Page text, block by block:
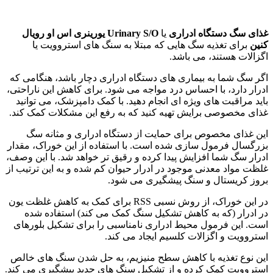
غذای سگ دستگاه ادراری یا
Urinary S/O یورینری اس او رویال
کنین برای تغذیه سگ هایی که مبتلا به سنگ های استروویت یا
اگزالات هستند، می باشد.
اگر سگ شما به بیماری های دستگاه ادراری دچار باشد، هنگامی که
ادرار دارد، با احساس درد مواجه می شود. برای کاهش این ناراحتی،
باید مراقبت های ویژه ای انجام دهید. با کمک دامپزشک، می توانید
غذای مخصوصی برایش تهیه کنید که به رفع این مشکلات کمک کند.
این غذای مخصوص برای حمایت از دستگاه ادراری و مثانه سگ
بزرگسال فرمول سازی شده است. با استفاده از این خوراک، مقدار
ادرار سگ شما افزایش پیدا کرده و رقیق تر خواهد شد. با این وصف،
غلظت مواد معدنی موجود در ادرار حیوان کم شده و به این ترتیب از
بروز کریستال و سنگ پیشگیری می شود.
در این خوراک، از روش نسبی RSS برای کمک به کاهش غلظت یون
در ادرار (که به کاهش تشکیل سنگ کمک می کند) استفاده شده
است. این فرمول محیط ادراری نامناسبی را برای تشکیل بلورهای
استروویت و اگزالات کلسیم ایجاد می کند.
این نوع تغذیه با کاهش سطح منیزیم، به حل شدن سنگ های خالص
استروویت کمک کرده و از تشکیل سنگ های جدید پیشگیری می کند.